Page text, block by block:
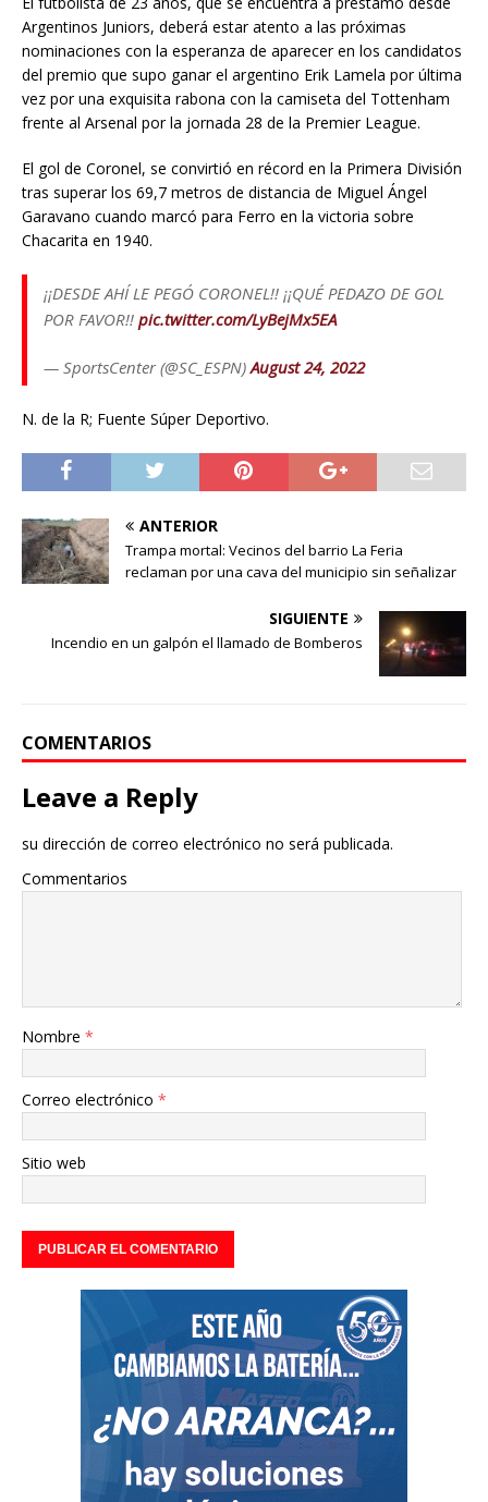
Argentinos Juniors, deberá estar atento a las próximas
nominaciones con la esperanza de aparecer en los candidatos
del premio que supo ganar el argentino Erik Lamela por última
vez por una exquisita rabona con la camiseta del Tottenham
frente al Arsenal por la jornada 28 de la Premier League.
El gol de Coronel, se convirtió en récord en la Primera División
tras superar los 69,7 metros de distancia de Miguel Ángel
Garavano cuando marcó para Ferro en la victoria sobre
Chacarita en 1940.
¡¡DESDE AHÍ LE PEGÓ CORONEL!! ¡¡QUÉ PEDAZO DE GOL
POR FAVOR!! pic.twitter.com/LyBejMx5EA
— SportsCenter (@SC_ESPN)August 24, 2022
N. de la R; Fuente Súper Deportivo.
ANTERIOR
Trampa mortal: Vecinos del barrio La Feria
reclaman por una cava del municipio sin señalizar
SIGUIENTE
Incendio en un galpón el llamado de Bomberos
COMENTARIOS
Leave a Reply
su dirección de correo electrónico no será publicada.
Commentarios
Nombre *
Correo electrónico *
Sitio web